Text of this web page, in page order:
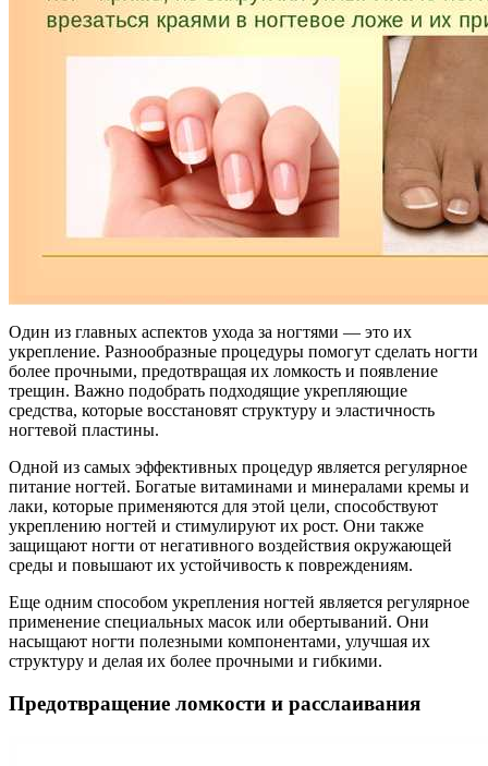
Один из главных аспектов ухода за ногтями — это их
укрепление. Разнообразные процедуры помогут сделать ногти
более прочными, предотвращая их ломкость и появление
трещин. Важно подобрать подходящие укрепляющие
средства, которые восстановят структуру и эластичность
ногтевой пластины.
Одной из самых эффективных процедур является регулярное
питание ногтей. Богатые витаминами и минералами кремы и
лаки, которые применяются для этой цели, способствуют
укреплению ногтей и стимулируют их рост. Они также
защищают ногти от негативного воздействия окружающей
среды и повышают их устойчивость к повреждениям.
Еще одним способом укрепления ногтей является регулярное
применение специальных масок или обертываний. Они
насыщают ногти полезными компонентами, улучшая их
структуру и делая их более прочными и гибкими.
Предотвращение ломкости и расслаивания